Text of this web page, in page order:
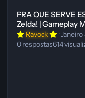
PRA QUE SERVE
Zelda! | Gameplay
Ravock ·Janeiro
0 respostas614